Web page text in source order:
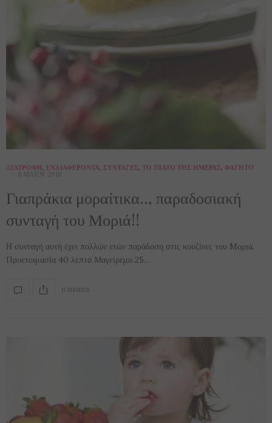
ΔΙΑΤΡΟΦΉ, ΕΝΔΙΑΦΈΡΟΝΤΑ, ΣΥΝΤΑΓΈΣ, ΤΟ ΠΙΆΤΟ ΤΗΣ ΗΜΈΡΑΣ, ΦΑΓΗΤΌ
5 ΜΑΪ́ΟΥ 2016
Γιαπράκια μοραίτικα.., παραδοσιακή
συνταγή του Μοριά!!
Η συνταγή αυτή έχει πολλών ετών παράδοση στις κουζίνες του Mοριά.
Προετοιμασία 40 λεπτά Μαγείρεμα 25…
0 SHARES